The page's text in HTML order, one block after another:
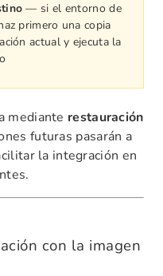
— si el entorno de
primero una copia
actual y ejecuta la
mediante restauración
futuras pasarán a
la integración en
con la imagen